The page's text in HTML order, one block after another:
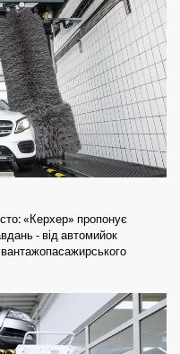
«Керхер» пропонує
- від автомийок